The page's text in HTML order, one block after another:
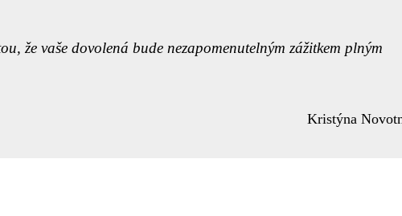
že vaše dovolená bude nezapomenutelným zážitkem plným
Kristýna